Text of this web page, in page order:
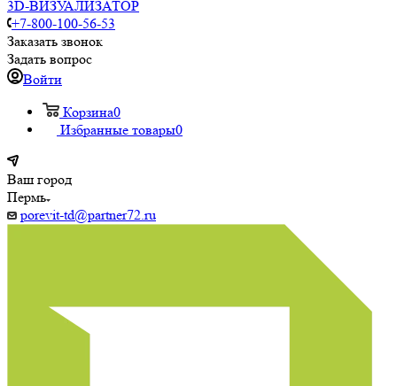
3D-ВИЗУАЛИЗАТОР
+7-800-100-56-53
Заказать звонок
Задать вопрос
Войти
Корзина0
Избранные товары0
Ваш город
Пермь
porevit-td@partner72.ru